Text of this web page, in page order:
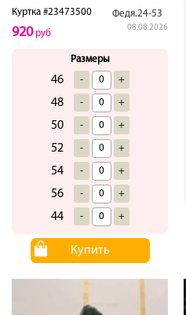
Куртка #23473500 Федя.24-53
08.08.2026
920руб
Размеры
46 - +
48 - +
50 - +
52 - +
54 - +
56 - +
44 - +
Купить